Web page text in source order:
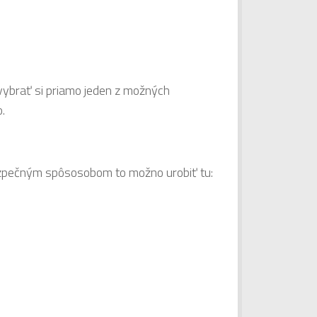
si priamo jeden z možných
spôsosobom to možno urobiť tu: